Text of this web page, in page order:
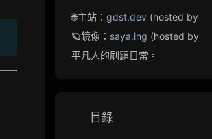
🌐主站： gdst.dev (hosted by
🪐鏡像： saya.ing (hosted by
平凡人的刷題日常。
目錄